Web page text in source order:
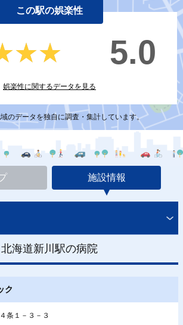
この駅の娯楽性
5.0
娯楽性に関するデータを見る
のデータを独自に調査・集計しています。
施設情報
北海道新川駅の病院
ク
条１－３－３